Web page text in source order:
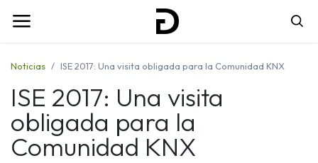
Noticias ISE 2017: Una visita obligada para la Comunidad KNX
ISE 2017: Una visita
obligada para la
Comunidad KNX